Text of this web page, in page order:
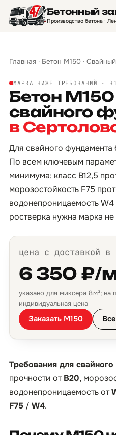
Бетонный
Производство бетона ·
Главная · Бетон М150 ·
МАРКА НИЖЕ ТРЕБОВАНИЙ ·
Бетон
свайного
в
Для свайного фундамента
По всем ключевым
минимума: класс B12,5
морозостойкость F75
водонепроницаемость
ростверка нужна марка
цена с доставкой в
6 350 ₽/
указано для миксера 8 м³; на
индивидуальная цена
Заказать М150
Требования для
прочности отB20,
водонепроницаемость от
F75 / W4.